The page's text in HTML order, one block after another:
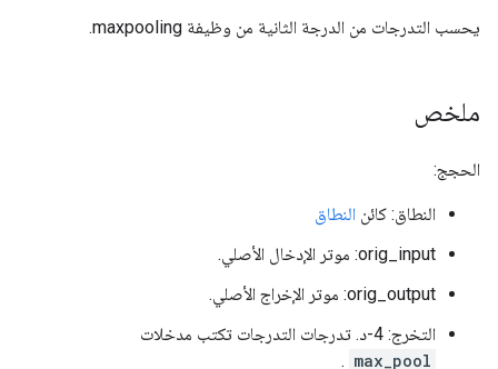
يحسب التدرجات من الدرجة الثانية من وظيفة maxpooling.
ملخص
الحجج:
النطاق: كائن النطاق
orig_input: موتر الإدخال الأصلي.
orig_output: موتر الإخراج الأصلي.
التخرج: 4-د. تدرجات التدرجات تكتب مدخلات
max_pool
.